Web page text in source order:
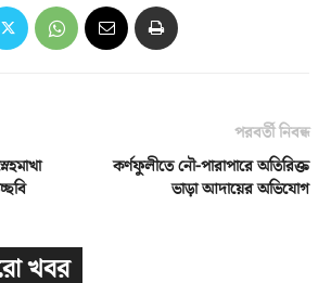
পরবর্তী নিবন্ধ
কর্ণফুলীতে নৌ-পারাপারে অতিরিক্ত
ভাড়া আদায়ের অভিযোগ
খবর